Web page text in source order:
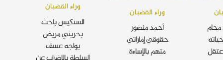
وراء القضبان
أحمد منصور
حقوقي إماراتي
متهم بالإساءة
وراء القضبان
السنكيس باحث
بحريني مريض
يواجه عسف